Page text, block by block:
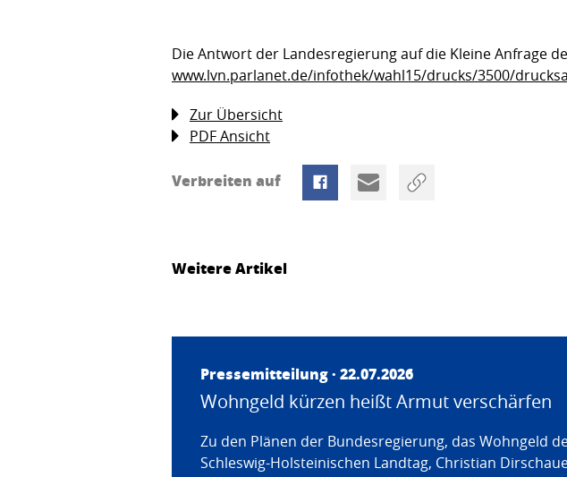
Die Antwort der Landesregierung auf die Kleine Anfrage
www.lvn.parlanet.de/infothek/wahl15/drucks/3500/
Zur Übersicht
PDF Ansicht
Verbreiten auf
Weitere Artikel
Pressemitteilung · 22.07.2026
Wohngeld kürzen heißt Armut verschärfen
Zu den Plänen der Bundesregierung, das Wohngeld
Schleswig-Holsteinischen Landtag, Christian